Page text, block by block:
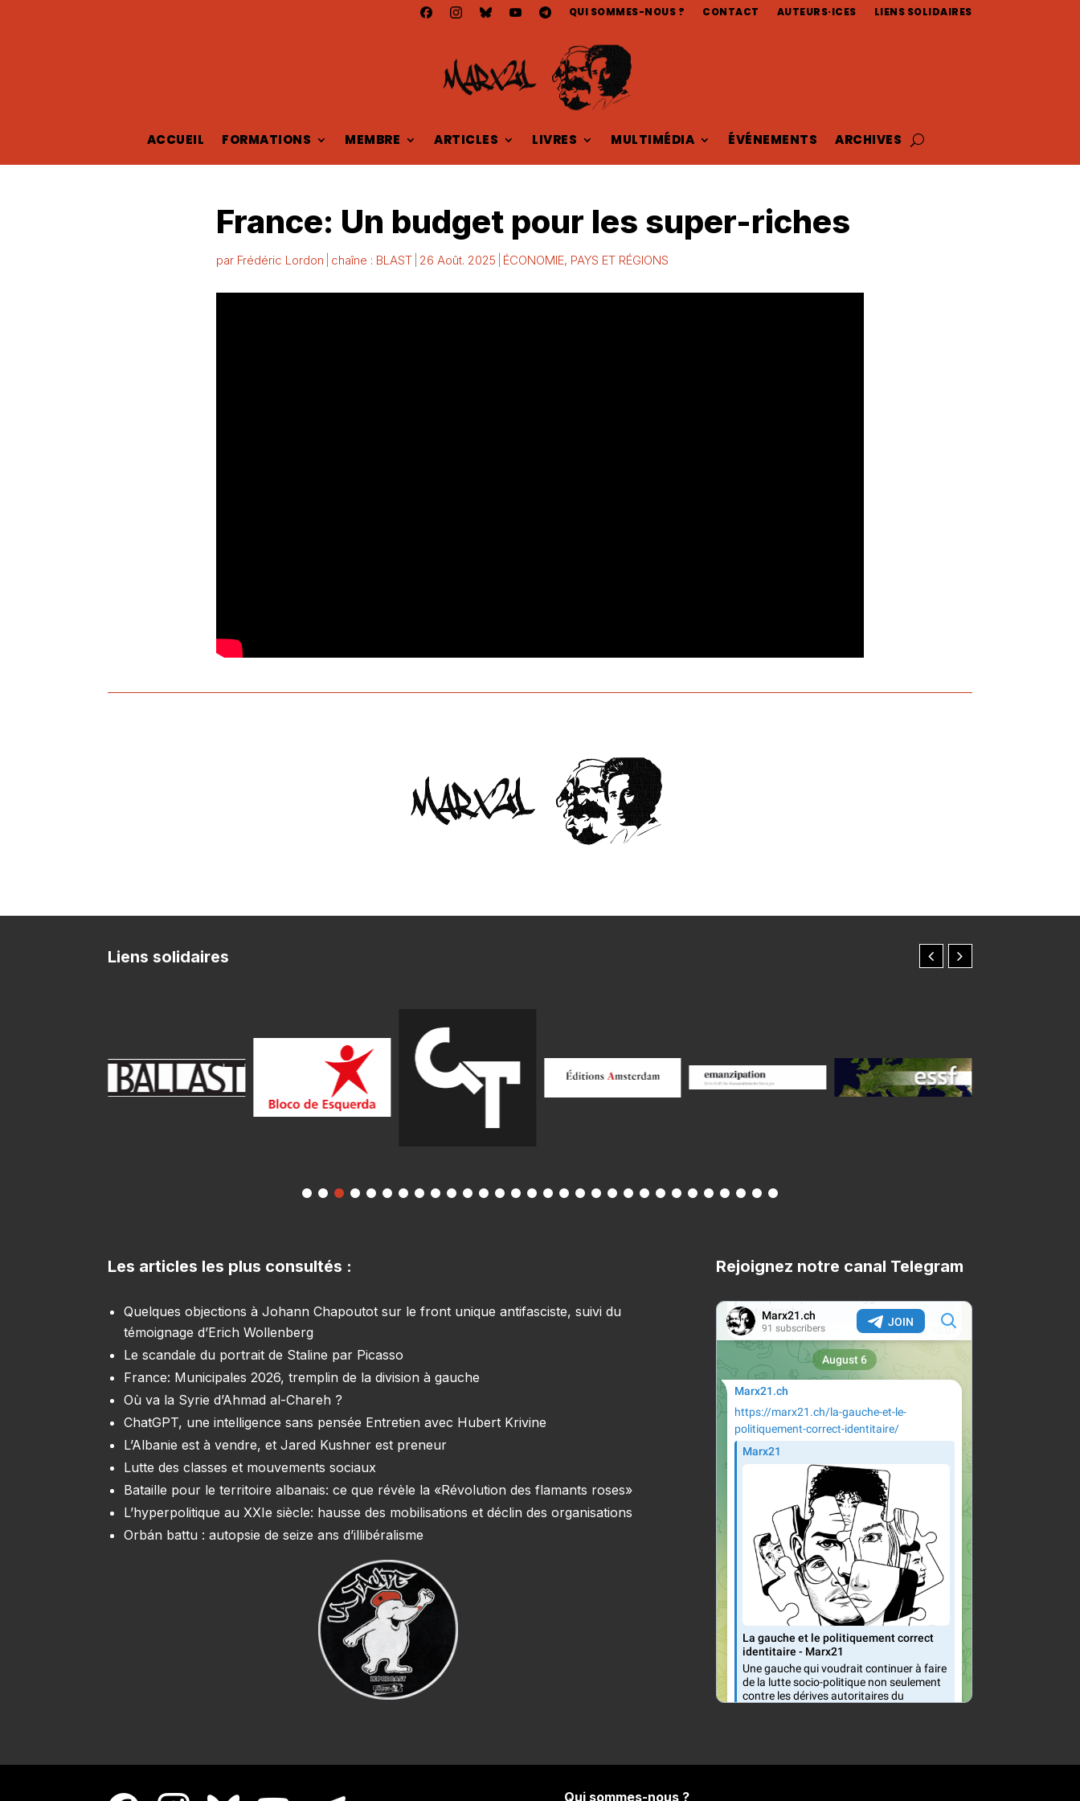
QUI SOMMES-NOUS ? CONTACT AUTEURS·ICES LIENS SOLIDAIRES
ACCUEIL FORMATIONS MEMBRE ARTICLES LIVRES MULTIMÉDIA ÉVÉNEMENTS ARCHIVES
France: Un budget pour les super-riches
par Frédéric Lordon chaîne : BLAST 26 Août. 2025 ÉCONOMIE, PAYS ET RÉGIONS
Liens solidaires
Les articles les plus consultés :
Quelques objections à Johann Chapoutot sur le front unique antifasciste, suivi du
témoignage d’Erich Wollenberg
Le scandale du portrait de Staline par Picasso
France: Municipales 2026, tremplin de la division à gauche
Où va la Syrie d’Ahmad al-Chareh ?
ChatGPT, une intelligence sans pensée Entretien avec Hubert Krivine
L’Albanie est à vendre, et Jared Kushner est preneur
Lutte des classes et mouvements sociaux
Bataille pour le territoire albanais: ce que révèle la «Révolution des flamants roses»
L’hyperpolitique au XXIe siècle: hausse des mobilisations et déclin des organisations
Orbán battu : autopsie de seize ans d’illibéralisme
Rejoignez notre canal Telegram
Qui sommes-nous ?